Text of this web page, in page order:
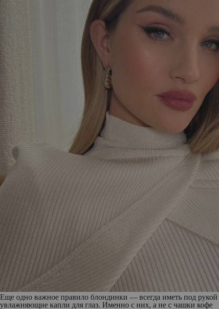
Еще одно важное правило блондинки — всегда иметь под рукой
увлажняющие капли для глаз. Именно с них, а не с чашки кофе